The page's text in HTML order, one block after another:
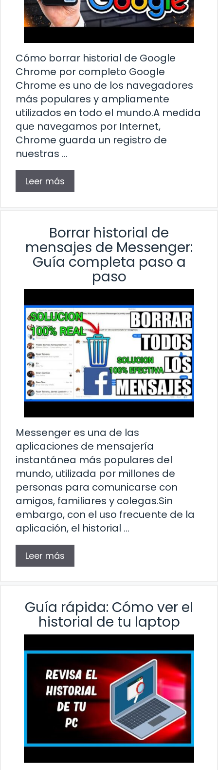
Cómo borrar historial de Google
Chrome por completo Google
Chrome es uno de los navegadores
más populares y ampliamente
utilizados en todo el mundo.A medida
que navegamos por Internet,
Chrome guarda un registro de
nuestras …
Leer más
Borrar historial de
mensajes de Messenger:
Guía completa paso a
paso
Messenger es una de las
aplicaciones de mensajería
instantánea más populares del
mundo, utilizada por millones de
personas para comunicarse con
amigos, familiares y colegas.Sin
embargo, con el uso frecuente de la
aplicación, el historial …
Leer más
Guía rápida: Cómo ver el
historial de tu laptop